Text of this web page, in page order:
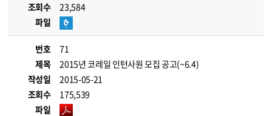
조회수
23,584
파일
번호
71
제목
2015년 코레일 인턴사원 모집 공고(~6.4)
작성일
2015-05-21
조회수
175,539
파일